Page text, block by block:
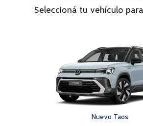
Seleccioná tu vehículo
Nuevo Taos